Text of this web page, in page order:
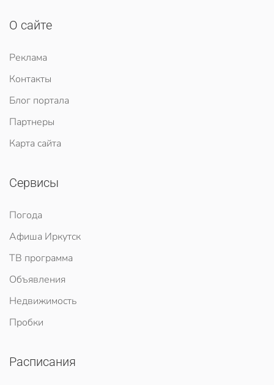
О сайте
Реклама
Контакты
Блог портала
Партнеры
Карта сайта
Сервисы
Погода
Афиша Иркутск
ТВ программа
Объявления
Недвижимость
Пробки
Расписания